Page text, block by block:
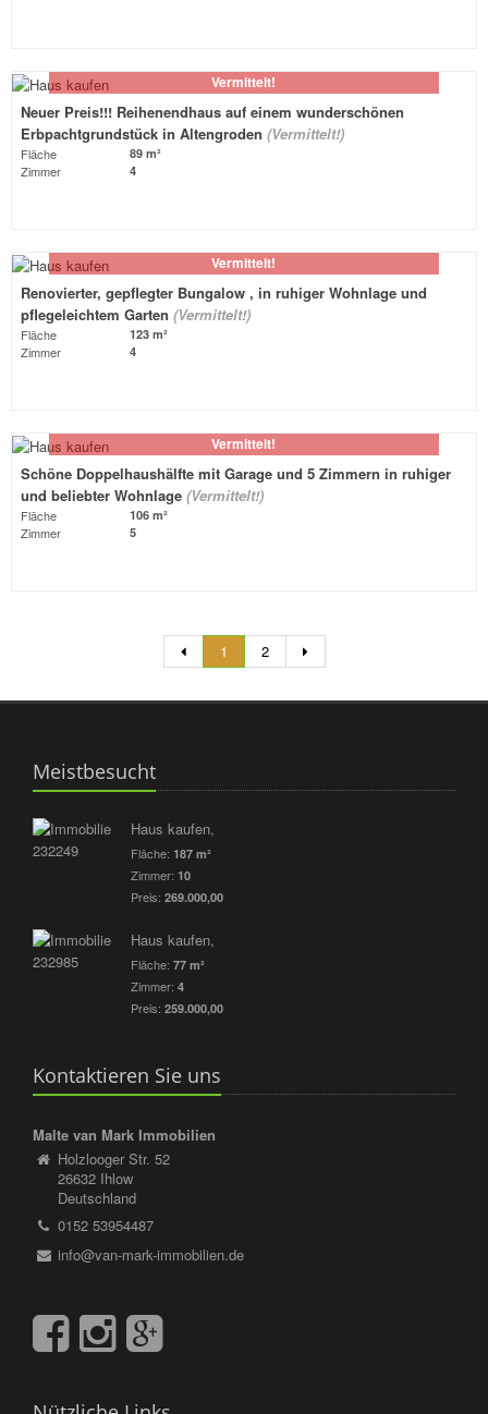
Vermittelt!
Neuer Preis!!! Reihenendhaus auf einem wunderschönen
Erbpachtgrundstück in Altengroden (Vermittelt!)
Fläche 89 m²
Zimmer 4
Vermittelt!
Renovierter, gepflegter Bungalow , in ruhiger Wohnlage und
pflegeleichtem Garten (Vermittelt!)
Fläche 123 m²
Zimmer 4
Vermittelt!
Schöne Doppelhaushälfte mit Garage und 5 Zimmern in ruhiger
und beliebter Wohnlage (Vermittelt!)
Fläche 106 m²
Zimmer 5
1 2
Meistbesucht
Haus kaufen,
Fläche: 187 m²
Zimmer: 10
Preis: 269.000,00
Haus kaufen,
Fläche: 77 m²
Zimmer: 4
Preis: 259.000,00
Kontaktieren Sie uns
Malte van Mark Immobilien
Holzlooger Str. 52
26632 Ihlow
Deutschland
0152 53954487
info@van-mark-immobilien.de